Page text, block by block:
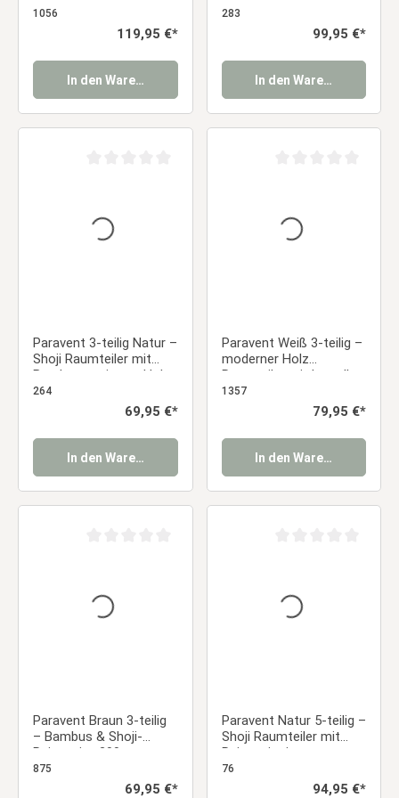
Trennwand Sichtschutz
1056
Regulärer Preis:
119,95 €*
In den Warenkorb
Reispapier
283
Regulärer Preis:
99,95 €*
In den Warenkorb
Paravent 3-teilig Natur –
Shoji Raumteiler mit
Bambusmotiv aus Holz
& Reispapier
264
Regulärer Preis:
69,95 €*
In den Warenkorb
Paravent Weiß 3-teilig –
moderner Holz
Raumteiler mit Lamellen
als Sichtschutz
1357
Regulärer Preis:
79,95 €*
In den Warenkorb
Paravent Braun 3-teilig
– Bambus & Shoji-
Reispapier, 200 cm
875
Regulärer Preis:
69,95 €*
Paravent Natur 5-teilig –
Shoji Raumteiler mit
Reispapier im
japanischen Design
76
Regulärer Preis:
94,95 €*